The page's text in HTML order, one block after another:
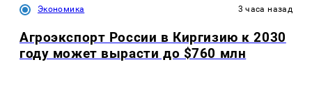
Экономика 3 часа назад
Агроэкспорт России в Киргизию к 2030
году может вырасти до $760 млн